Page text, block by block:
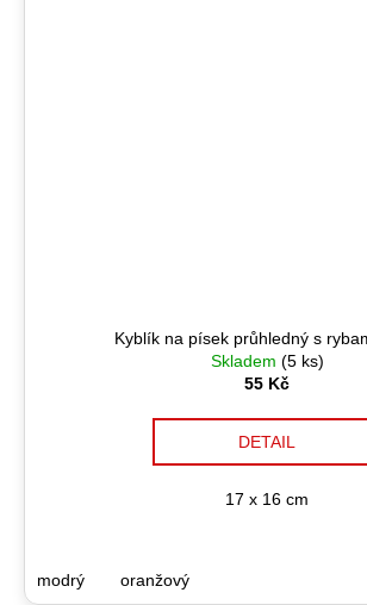
Kyblík na písek průhledný s
Skladem (5 ks)
55 Kč
DETAIL
17 x 16 cm
modrý oranžový